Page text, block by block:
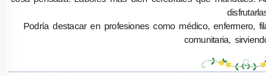
Podría destacar en profesiones como médico, enfermero,
comunitaria,